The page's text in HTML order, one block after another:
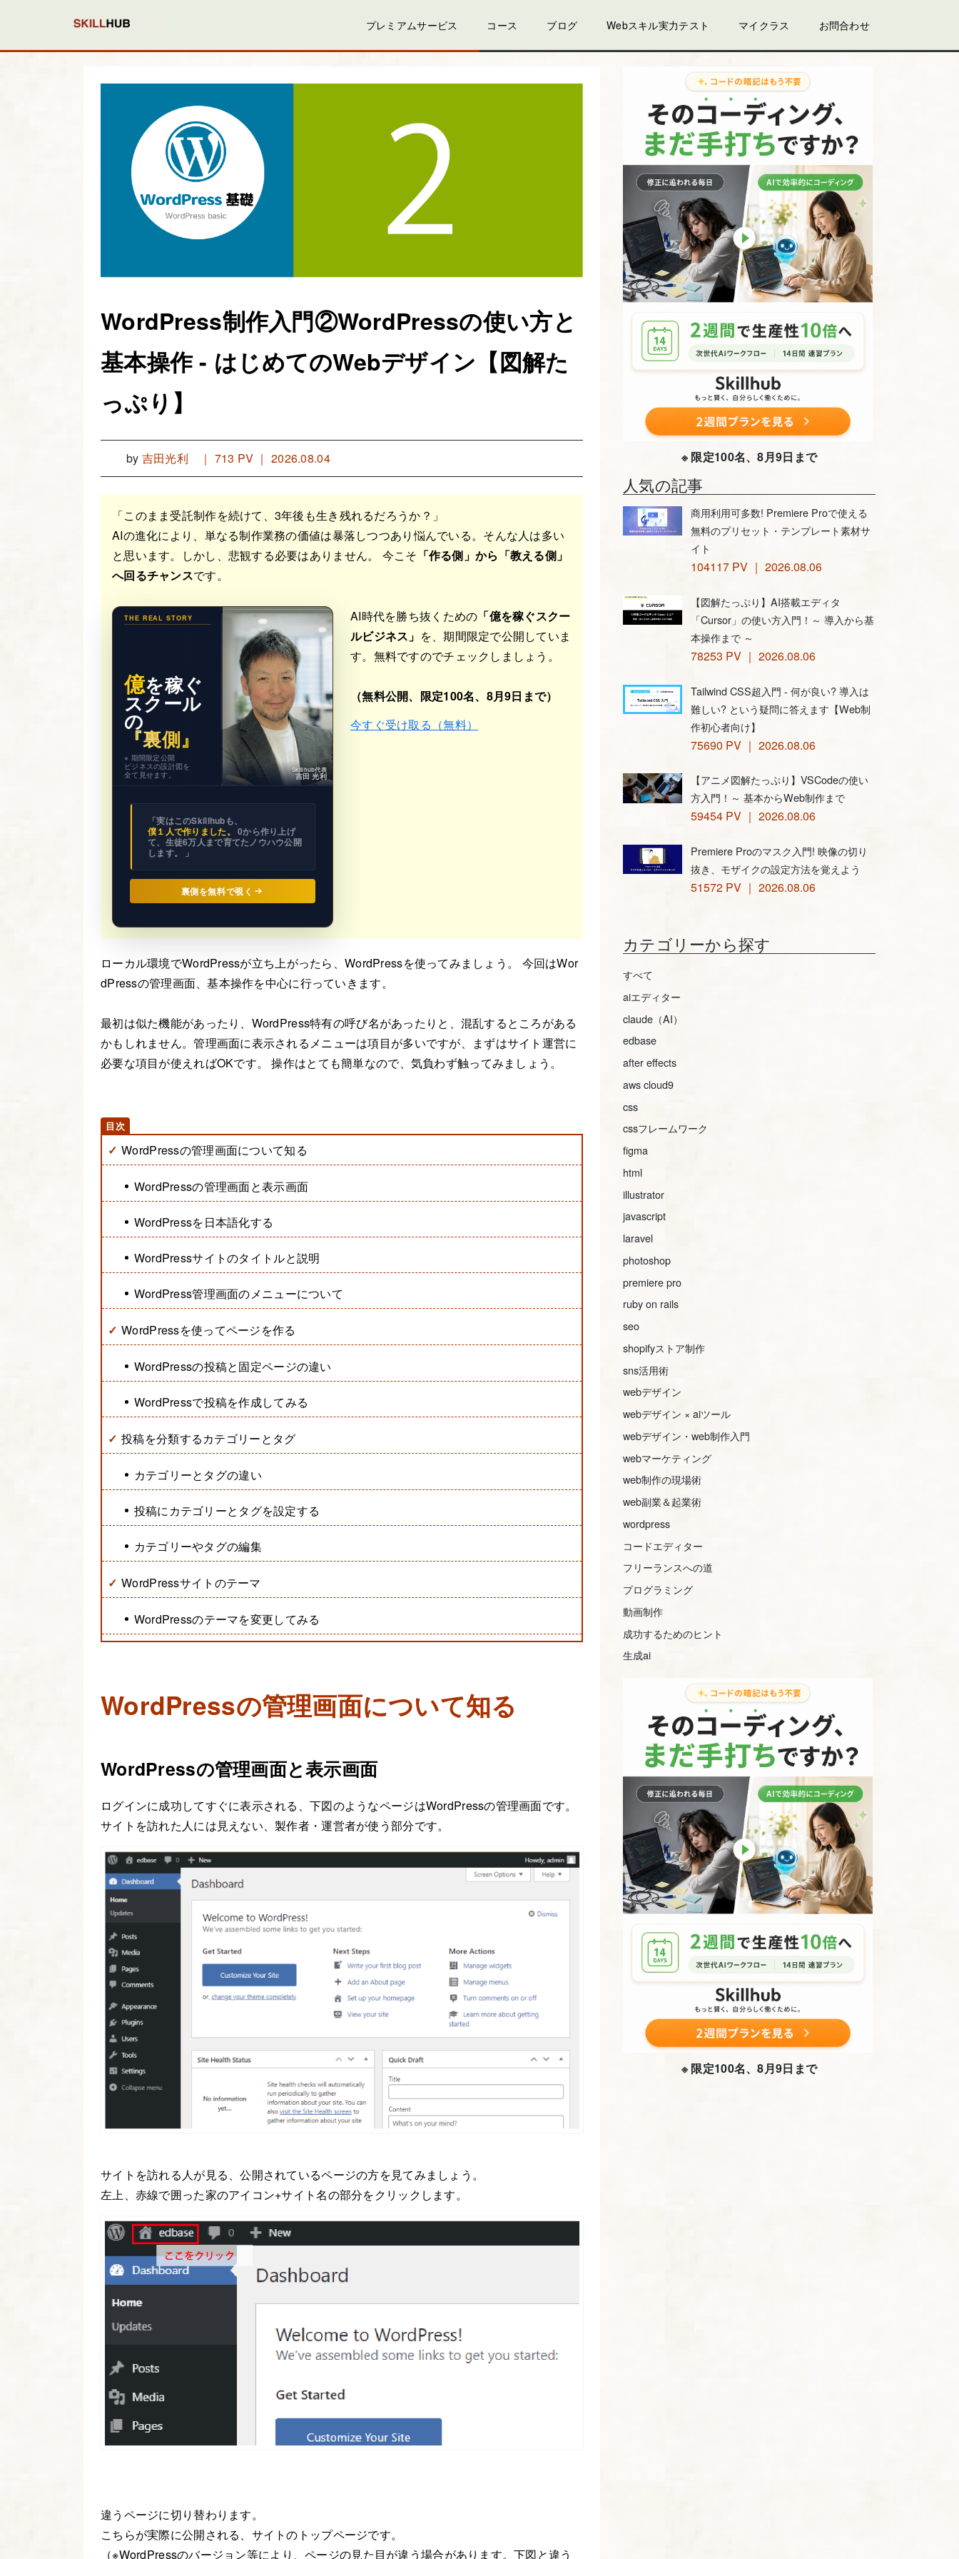
プレミアムサービス コース ブログ Webスキル実力テスト マイクラス お問合わせ
WordPress制作入門②WordPressの使い方と
基本操作 - はじめてのWebデザイン【図解た
っぷり】
by 吉田光利 ｜ 713 PV ｜ 2026.08.04
「このまま受託制作を続けて、3年後も生き残れるだろうか？」
AIの進化により、単なる制作業務の価値は暴落しつつあり悩んでいる。そんな人は多い
と思います。しかし、悲観する必要はありません。 今こそ 「作る側」から「教える側」
へ回るチャンスです。
THE REAL STORY
億を稼ぐ
スクール
の
『裏側』
※ 期間限定公開
ビジネスの設計図を
全て見せます。
Skillhub代表
吉田 光利
「実はこのSkillhubも、
僕１人で作りました。 0から作り上げ
て、生徒6万人まで育てたノウハウ公開
します。 」
裏側を無料で覗く
AI時代を勝ち抜くための 「億を稼ぐスクー
ルビジネス」 を、期間限定で公開していま
す。無料ですのでチェックしましょう。
（無料公開、限定100名、8月9日まで）
今すぐ受け取る（無料）
ローカル環境でWordPressが立ち上がったら、WordPressを使ってみましょう。 今回はWor
dPressの管理画面、基本操作を中心に行っていきます。
最初は似た機能があったり、WordPress特有の呼び名があったりと、混乱するところがある
かもしれません。管理画面に表示されるメニューは項目が多いですが、まずはサイト運営に
必要な項目が使えればOKです。 操作はとても簡単なので、気負わず触ってみましょう。
WordPressの管理画面について知る
WordPressの管理画面と表示画面
WordPressを日本語化する
WordPressサイトのタイトルと説明
WordPress管理画面のメニューについて
WordPressを使ってページを作る
WordPressの投稿と固定ページの違い
WordPressで投稿を作成してみる
投稿を分類するカテゴリーとタグ
カテゴリーとタグの違い
投稿にカテゴリーとタグを設定する
カテゴリーやタグの編集
WordPressサイトのテーマ
WordPressのテーマを変更してみる
WordPressの管理画面について知る
WordPressの管理画面と表示画面
ログインに成功してすぐに表示される、下図のようなページはWordPressの管理画面です。
サイトを訪れた人には見えない、製作者・運営者が使う部分です。
サイトを訪れる人が見る、公開されているページの方を見てみましょう。
左上、赤線で囲った家のアイコン+サイト名の部分をクリックします。
違うページに切り替わります。
こちらが実際に公開される、サイトのトップページです。
（※WordPressのバージョン等により、ページの見た目が違う場合があります。下図と違う
※ 限定100名、8月9日まで
人気の記事
商用利用可多数! Premiere Proで使える
無料のプリセット・テンプレート素材サ
イト
104117 PV ｜ 2026.08.06
【図解たっぷり】AI搭載エディタ
「Cursor」の使い方入門！～ 導入から基
本操作まで ～
78253 PV ｜ 2026.08.06
Tailwind CSS超入門 - 何が良い? 導入は
難しい? という疑問に答えます【Web制
作初心者向け】
75690 PV ｜ 2026.08.06
【アニメ図解たっぷり】VSCodeの使い
方入門！～ 基本からWeb制作まで
59454 PV ｜ 2026.08.06
Premiere Proのマスク入門! 映像の切り
抜き、モザイクの設定方法を覚えよう
51572 PV ｜ 2026.08.06
カテゴリーから探す
すべて
aiエディター
claude（AI）
edbase
after effects
aws cloud9
css
cssフレームワーク
figma
html
illustrator
javascript
laravel
photoshop
premiere pro
ruby on rails
seo
shopifyストア制作
sns活用術
webデザイン
webデザイン × aiツール
webデザイン・web制作入門
webマーケティング
web制作の現場術
web副業＆起業術
wordpress
コードエディター
フリーランスへの道
プログラミング
動画制作
成功するためのヒント
生成ai
※ 限定100名、8月9日まで